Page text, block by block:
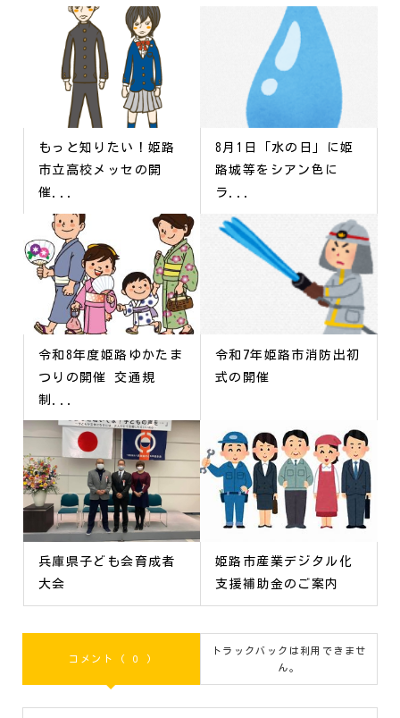
もっと知りたい！姫路
市立高校メッセの開
催...
8月1日「水の日」に姫
路城等をシアン色に
ラ...
令和8年度姫路ゆかたま
つりの開催 交通規
制...
令和7年姫路市消防出初
式の開催
兵庫県子ども会育成者
大会
姫路市産業デジタル化
支援補助金のご案内
コメント ( 0 )
トラックバックは利用できませ
ん。